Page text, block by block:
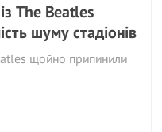
The Beatles
шуму стадіонів
щойно припинили